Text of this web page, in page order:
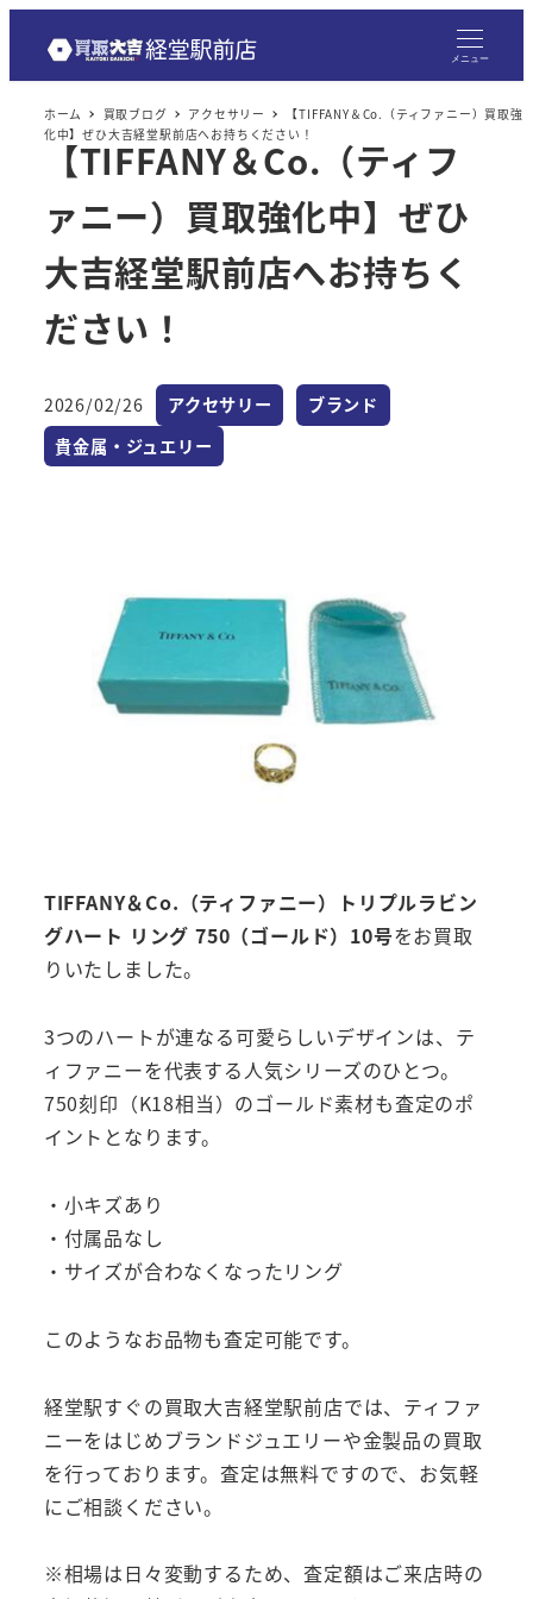
メニュー
ホーム 買取ブログ アクセサリー
【TIFFANY＆Co.（ティファニー）買取強
化中】ぜひ大吉経堂駅前店へお持ちください！
【TIFFANY＆Co.（ティフ
ァニー）買取強化中】ぜひ
大吉経堂駅前店へお持ちく
ださい！
投稿日
2026/02/26 カテゴリー
アクセサリー カテゴリー
ブランド
カテゴリー
貴金属・ジュエリー
TIFFANY＆Co.（ティファニー）トリプルラビン
グハート リング 750（ゴールド）10号をお買取
りいたしました。
3つのハートが連なる可愛らしいデザインは、テ
ィファニーを代表する人気シリーズのひとつ。
750刻印（K18相当）のゴールド素材も査定のポ
イントとなります。
・小キズあり
・付属品なし
・サイズが合わなくなったリング
このようなお品物も査定可能です。
経堂駅すぐの買取大吉経堂駅前店では、ティファ
ニーをはじめブランドジュエリーや金製品の買取
を行っております。査定は無料ですので、お気軽
にご相談ください。
※相場は日々変動するため、査定額はご来店時の